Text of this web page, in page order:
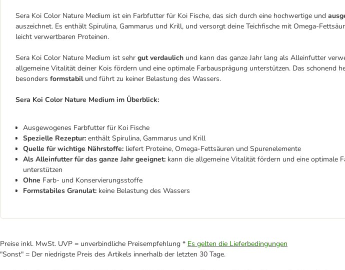
Sera Koi Color Nature Medium ist ein Farbfutter für Koi Fische, das sich durch eine hochwertige und
auszeichnet. Es enthält Spirulina, Gammarus und Krill, und versorgt deine Teichfische mit Omega-
leicht verwertbaren Proteinen.
Sera Koi Color Nature Medium ist sehr gut verdaulich und kann das ganze Jahr lang als Alleinfutter
allgemeine Vitalität deiner Kois fördern und eine optimale Farbausprägung unterstützen. Das schonend
besonders formstabilund führt zu keiner Belastung des Wassers.
Sera Koi Color Nature Medium im Überblick:
Ausgewogenes Farbfutter für Koi Fische
Spezielle Rezeptur: enthält Spirulina, Gammarus und Krill
Quelle für wichtige Nährstoffe: liefert Proteine, Omega-Fettsäuren und Spurenelemente
Als Alleinfutter für das ganze Jahr geeignet: kann die allgemeine Vitalität fördern und eine optimale
unterstützen
Ohne Farb- und Konservierungsstoffe
Formstabiles Granulat: keine Belastung des Wassers
Preise inkl. MwSt. UVP = unverbindliche Preisempfehlung * Es gelten die Lieferbedingungen
"Sonst" = Der niedrigste Preis des Artikels innerhalb der letzten 30 Tage.